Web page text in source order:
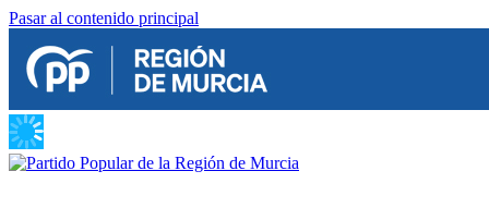
Pasar al contenido principal